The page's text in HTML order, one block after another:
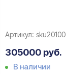
Артикул: sku20100
305000 руб.
В наличии